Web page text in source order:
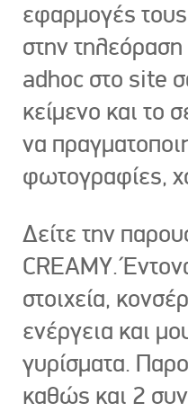
εφαρμογές
στην τηλεόραση
adhoc στο site
κείμενο και το
να
φωτογραφίες,
Δείτε την
CREAMY.
στοιχεία,
ενέργεια και
γυρίσματα.
καθώς και 2